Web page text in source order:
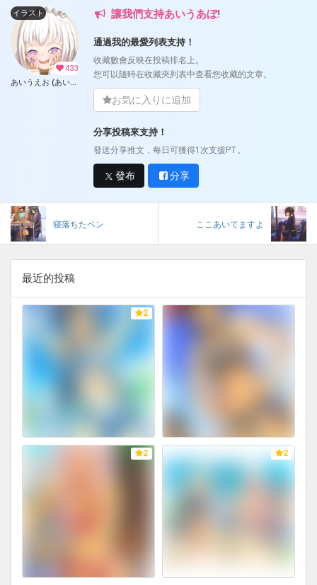
433
イラスト
あいうえお (あいうあぼ)
讓我們支持あいうあぼ!
通過我的最愛列表支持！
收藏數會反映在投稿排名上。
您可以隨時在收藏夾列表中查看您收藏的文章。
お気に入りに追加
分享投稿來支持！
發送分享推文，每日可獲得1次支援PT。
發布 分享
寝落ちたペン ここあいてますよ
最近的投稿
2
2 2